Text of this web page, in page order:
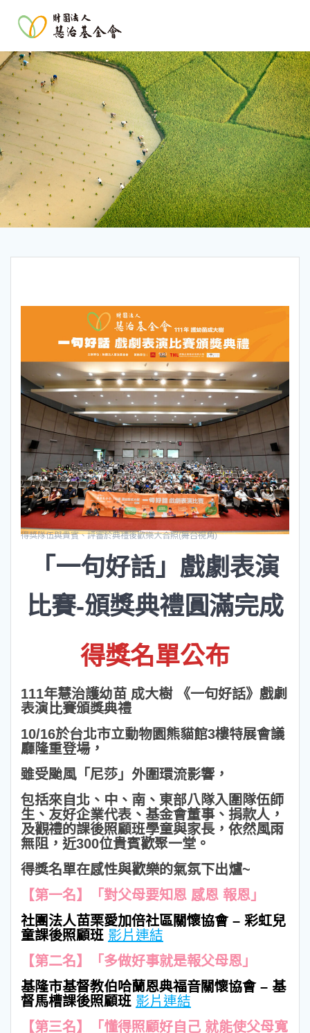
得獎隊伍與貴賓、評審於典禮後歡樂大合照(舞台視角)
「一句好話」戲劇表演
比賽-頒獎典禮圓滿完成
得獎名單公布
111年慧治護幼苗 成大樹 《一句好話》戲劇
表演比賽頒獎典禮
10/16於台北市立動物園熊貓館3樓特展會議
廳隆重登場，
雖受颱風「尼莎」外圍環流影響，
包括來自北、中、南、東部八隊入圍隊伍師
生、友好企業代表、基金會董事、捐款人，
及觀禮的課後照顧班學童與家長，依然風雨
無阻，近300位貴賓歡聚一堂。
得獎名單在感性與歡樂的氣氛下出爐~
【第一名】「對父母要知恩 感恩 報恩」
社團法人苗栗愛加倍社區關懷協會 – 彩虹兒
童課後照顧班 影片連結
【第二名】「多做好事就是報父母恩」
基隆市基督教伯哈蘭恩典福音關懷協會 – 基
督馬槽課後照顧班 影片連結
【第三名】「懂得照顧好自己 就能使父母寬